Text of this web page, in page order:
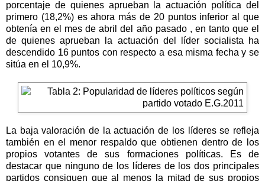
porcentaje de quienes aprueban la actuación política del
primero (18,2%) es ahora más de 20 puntos inferior al que
obtenía en el mes de abril del año pasado , en tanto que el
de quienes aprueban la actuación del líder socialista ha
descendido 16 puntos con respecto a esa misma fecha y se
sitúa en el 10,9%.
La baja valoración de la actuación de los líderes se refleja
también en el menor respaldo que obtienen dentro de los
propios votantes de sus formaciones políticas. Es de
destacar que ninguno de los líderes de los dos principales
partidos consiguen que al menos la mitad de sus propios